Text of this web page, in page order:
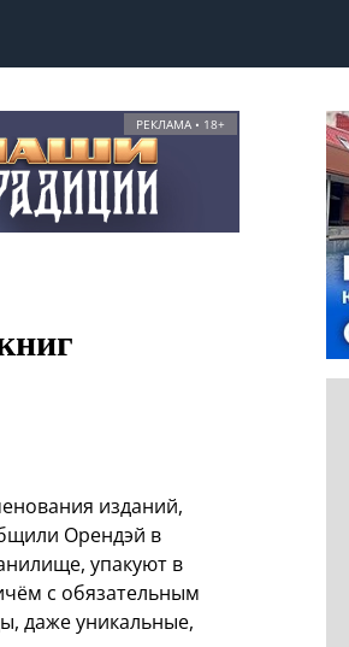
РЕКЛАМА • 18+
изданий,
Орендэй в
упакуют в
с обязательным
даже уникальные,